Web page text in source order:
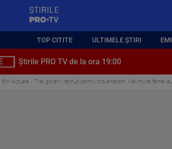
TOP CITITE ULTIMELE ȘTIRI
Știrile PRO TV de la ora 19:00
Știri Actuale Trei gorjeni, reținuți pentru proxenetism. Mai multe femei